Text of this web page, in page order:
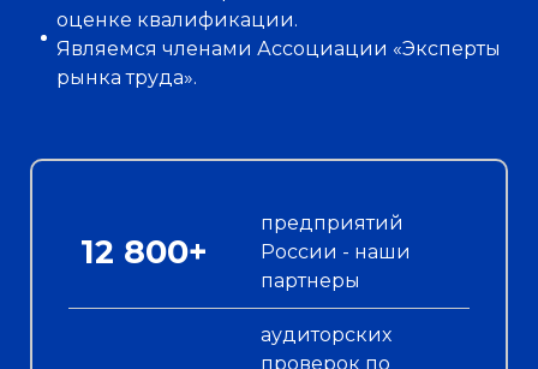
оценке квалификации.
Являемся членами Ассоциации «Эксперты
рынка труда».
12 800+
предприятий
России - наши
партнеры
аудиторских
проверок по